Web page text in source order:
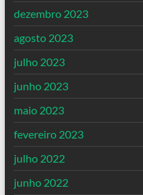
dezembro 2023
agosto 2023
julho 2023
junho 2023
maio 2023
fevereiro 2023
julho 2022
junho 2022